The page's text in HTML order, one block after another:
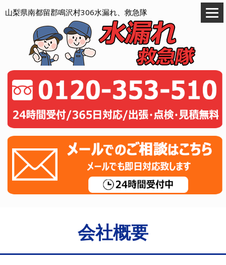
山梨県南都留郡鳴沢村306水漏れ、救急隊
会社概要